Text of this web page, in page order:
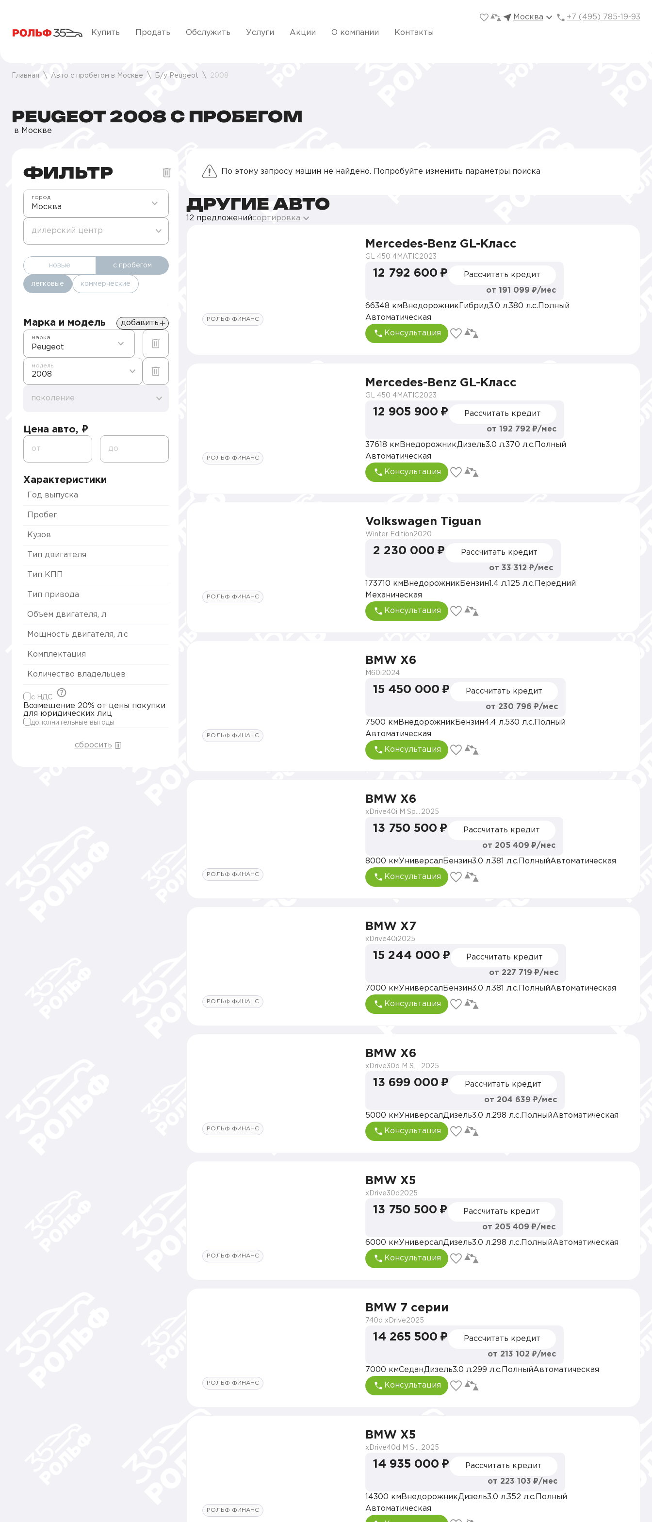
Москва +7 (495) 785-19-93
Купить Продать Обслужить Услуги Акции О компании Контакты
Главная Авто с пробегом в Москве Б/у Peugeot 2008
PEUGEOT 2008 С ПРОБЕГОМ
в Москве
ФИЛЬТР
Москва
город
дилерский центр
новые с пробегом
легковые коммерческие
Марка и модель добавить
Peugeot
марка
2008
модель
поколение
Цена авто, ₽
от до
Характеристики
Год выпуска
Пробег
Кузов
Тип двигателя
Тип КПП
Тип привода
Объем двигателя, л
Мощность двигателя, л.с
Комплектация
Количество владельцев
c НДС
Возмещение 20% от цены покупки
для юридических лиц
дополнительные выгоды
сбросить
По этому запросу машин не найдено. Попробуйте изменить параметры поиска
ДРУГИЕ АВТО
12 предложенийсортировка
РОЛЬФ ФИНАНС
Mercedes-Benz GL-Класс
GL 450 4MATIC2023
12 792 600 ₽ Рассчитать кредит
от 191 099 ₽/мес
66348 км Внедорожник Гибрид3.0 л.380 л.с. Полный
Автоматическая
Консультация
РОЛЬФ ФИНАНС
Mercedes-Benz GL-Класс
GL 450 4MATIC2023
12 905 900 ₽ Рассчитать кредит
от 192 792 ₽/мес
37618 км ВнедорожникДизель3.0 л.370 л.с. Полный
Автоматическая
Консультация
РОЛЬФ ФИНАНС
Volkswagen Tiguan
Winter Edition2020
2 230 000 ₽ Рассчитать кредит
от 33 312 ₽/мес
173710 км Внедорожник Бензин 1.4 л. 125 л.с. Передний
Механическая
Консультация
РОЛЬФ ФИНАНС
BMW X6
M60i2024
15 450 000 ₽ Рассчитать кредит
от 230 796 ₽/мес
7500 км Внедорожник Бензин4.4 л.530 л.с. Полный
Автоматическая
Консультация
РОЛЬФ ФИНАНС
BMW X6
2025
13 750 500 ₽ Рассчитать кредит
от 205 409 ₽/мес
8000 кмУниверсал Бензин3.0 л.381 л.с. ПолныйАвтоматическая
Консультация
РОЛЬФ ФИНАНС
BMW X7
xDrive40i2025
15 244 000 ₽ Рассчитать кредит
от 227 719 ₽/мес
7000 кмУниверсал Бензин3.0 л.381 л.с. ПолныйАвтоматическая
Консультация
РОЛЬФ ФИНАНС
BMW X6
2025
13 699 000 ₽ Рассчитать кредит
от 204 639 ₽/мес
5000 кмУниверсалДизель3.0 л.298 л.с. ПолныйАвтоматическая
Консультация
РОЛЬФ ФИНАНС
BMW X5
xDrive30d 2025
13 750 500 ₽ Рассчитать кредит
от 205 409 ₽/мес
6000 кмУниверсалДизель3.0 л.298 л.с. ПолныйАвтоматическая
Консультация
РОЛЬФ ФИНАНС
BMW 7 серии
740d xDrive2025
14 265 500 ₽ Рассчитать кредит
от 213 102 ₽/мес
7000 кмСеданДизель3.0 л.299 л.с. ПолныйАвтоматическая
Консультация
РОЛЬФ ФИНАНС
BMW X5
2025
14 935 000 ₽ Рассчитать кредит
от 223 103 ₽/мес
14300 км ВнедорожникДизель3.0 л.352 л.с. Полный
Автоматическая